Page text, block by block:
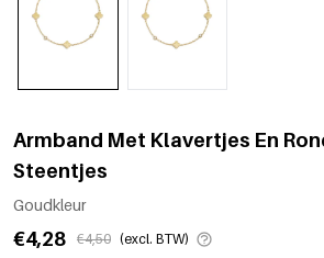
Armband Met Klavertjes En
Steentjes
Goudkleur
€4,28 €4,50 (excl. BTW)